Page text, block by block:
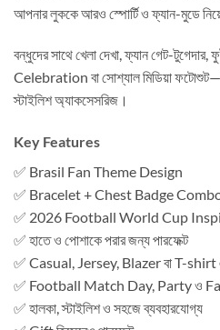
আপনার লুককে আরও স্পোর্টি ও ফ্যান-মুডে
বন্ধুদের সাথে খেলা দেখা, ফ্যান গেট-
Celebration বা সোশ্যাল মিডিয়া
স্টাইলিশ অ্যাকসেসরিজ।
Key Features
✅ Brasil Fan Theme Design
✅ Bracelet + Chest Badge
✅ 2026 Football World Cup
✅ হাতে ও পোশাকে পরার জন্য পারফেক্ট
✅ Casual, Jersey, Blazer বা T-shirt
✅ Football Match Day, Party ও
✅ হালকা, স্টাইলিশ ও সহজে ব্যবহারযোগ্য